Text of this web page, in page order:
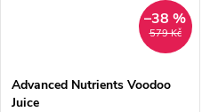
579 Kč
–38 %
Advanced Nutrients Voodoo
Juice